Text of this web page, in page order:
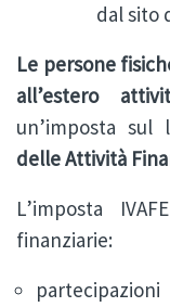
dal sito
Le persone
all’estero
un’imposta sul
delle Attività
L’imposta
finanziarie: